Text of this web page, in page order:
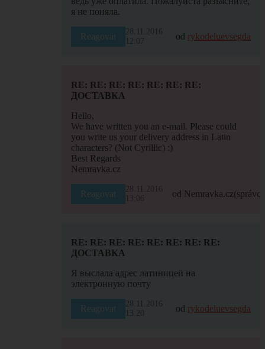
я не поняла.
Reagovat
28.11.2016
12:07
od rykodeluevsegda
RE: RE: RE: RE: RE: RE: RE:
ДОСТАВКА
Hello,
We have written you an e-mail. Please could
you write us your delivery address in Latin
characters? (Not Cyrillic) :)
Best Regards
Nemravka.cz
Reagovat
28.11.2016
13:06
od Nemravka.cz
RE: RE: RE: RE: RE: RE: RE: RE:
ДОСТАВКА
Я выслала адрес латиницей на
электронную почту
Reagovat
28.11.2016
13:20
od rykodeluevsegda